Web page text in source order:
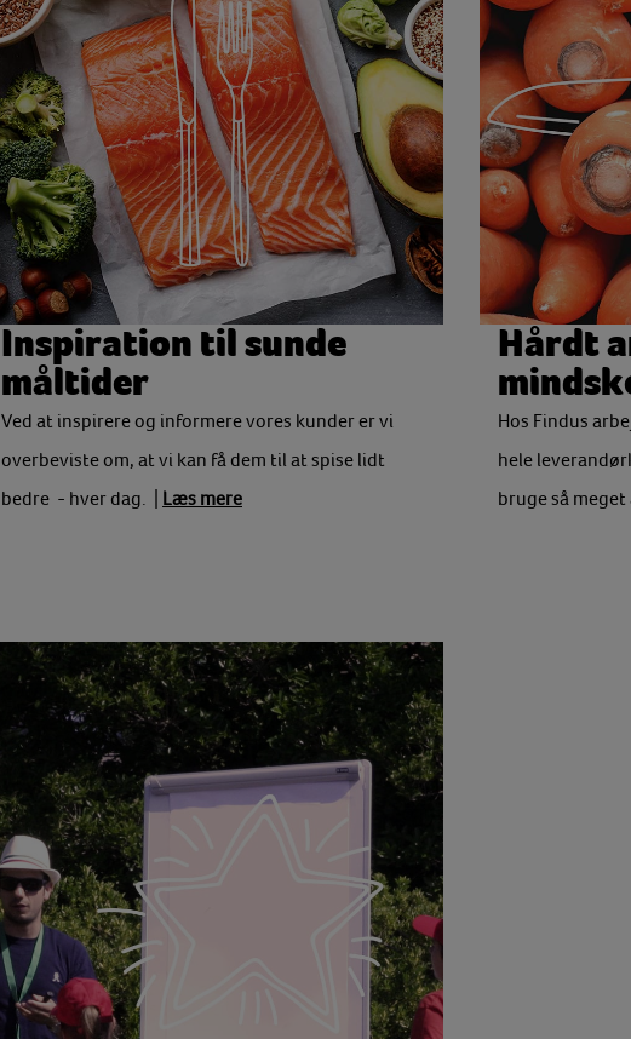
Inspiration til sunde
måltider
Ved at inspirere og informere vores kunder er vi
overbeviste om, at vi kan få dem til at spise lidt
bedre - hver dag. | Læs mere
Hårdt
Hos Findus
hele
bruge så